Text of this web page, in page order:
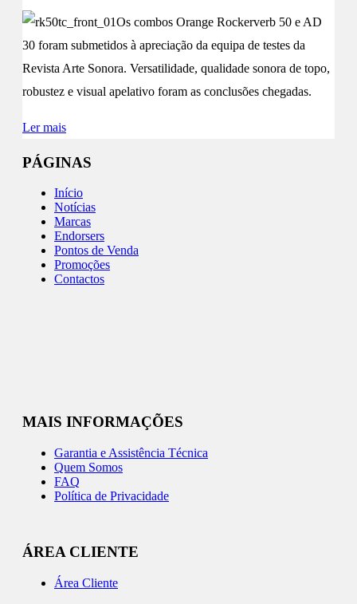
ContactosOs combos Orange Rockerverb 50 e AD
30 foram submetidos à apreciação da equipa de testes da
Revista Arte Sonora. Versatilidade, qualidade sonora de topo,
robustez e visual apelativo foram as conclusões chegadas.
Ler mais
PÁGINAS
Início
Notícias
Marcas
Endorsers
Pontos de Venda
Promoções
Contactos
MAIS INFORMAÇÕES
Garantia e Assistência Técnica
Quem Somos
FAQ
Política de Privacidade
ÁREA CLIENTE
Área Cliente